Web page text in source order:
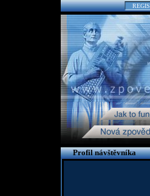
Profil návštěvníka